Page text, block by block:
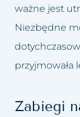
ważne jest
Niezbędne
przyjmowała
Zabiegi